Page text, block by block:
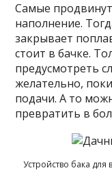
Самые
наполнение.
закрывает
стоит в бачке.
предусмотреть
желательно,
подачи. А то
превратить в
Устройство бака